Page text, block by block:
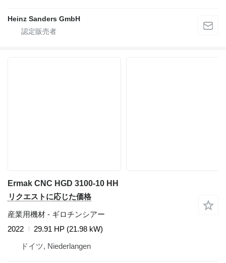
Heinz Sanders GmbH
Ermak CNC HGD 3100-10 HH
リクエストに応じた価格
産業用機材 - ギロチンシアー
2022
29.91 HP (21.98 kW)
ドイツ, Niederlangen